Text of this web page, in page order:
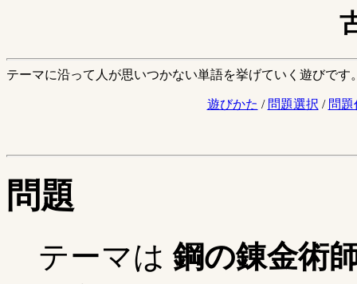
テーマに沿って人が思いつかない単語を挙げていく遊びです
遊びかた / 問題選択 / 問題
問題
テーマは鋼の錬金術